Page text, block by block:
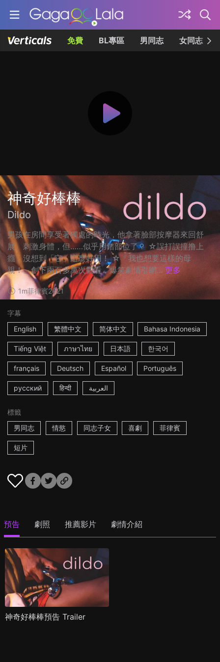
免費 BL專區 男同志 女同志
神奇好棒棒
Dildo
男孩在房間享受著獨處的時光，他拿著臉部按摩器來回舒
展、刺激身體，但……似乎用錯部位了？ ☆誤打誤撞撸上
癮，沒想到「它」這麼好用！ ☆「我也想要這樣的母
親！」創下兩百多萬次觀看，爆笑劇情引網... 更多
1m菲律賓2021
字幕
English
繁體中文 简体中文 Bahasa Indonesia
Tiếng Việt ภาษาไทย 日本語 한국어
français Deutsch Español Português
русский हिन्दी العربية
標籤
男同志
情慾 同志子女 喜劇 菲律賓
短片
預告 劇照 推薦影片 劇情介紹
神奇好棒棒預告 Trailer